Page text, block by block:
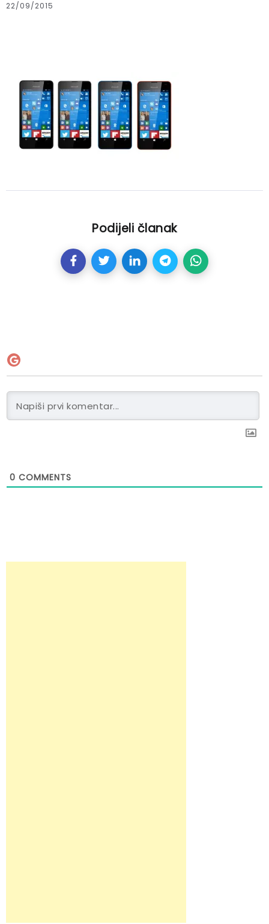
22/09/2015
Podijeli članak
0 COMMENTS